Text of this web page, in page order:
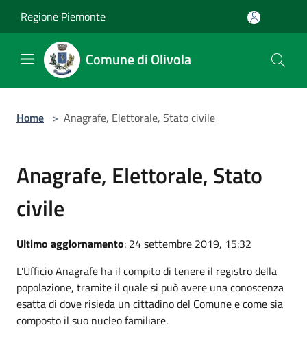
Regione Piemonte
Comune di Olivola
Home > Anagrafe, Elettorale, Stato civile
Anagrafe, Elettorale, Stato
civile
Ultimo aggiornamento: 24 settembre 2019, 15:32
L'Ufficio Anagrafe ha il compito di tenere il registro della
popolazione, tramite il quale si può avere una conoscenza
esatta di dove risieda un cittadino del Comune e come sia
composto il suo nucleo familiare.